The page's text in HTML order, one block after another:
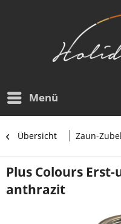
Menü
Übersicht Zaun-
Plus Colours
anthrazit